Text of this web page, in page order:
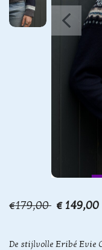
€179,00 € 149,00
De stijlvolle Eribé Evie